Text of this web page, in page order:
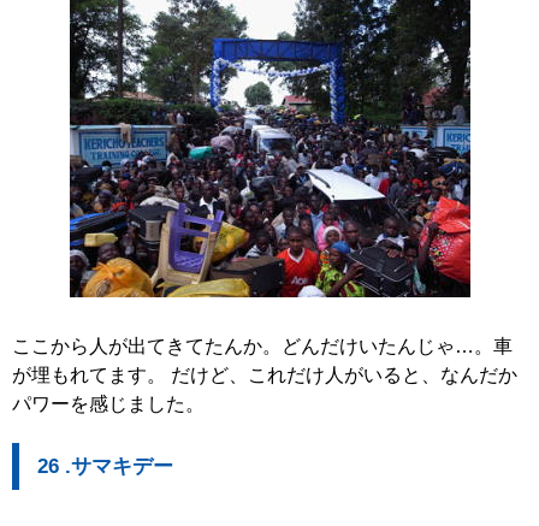
ここから人が出てきてたんか。どんだけいたんじゃ…。車
が埋もれてます。 だけど、これだけ人がいると、なんだか
パワーを感じました。
26 .サマキデー